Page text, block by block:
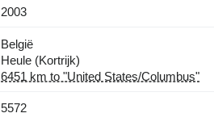
2003
België
Heule (Kortrijk)
6451 km to "United States/Columbus"
5572